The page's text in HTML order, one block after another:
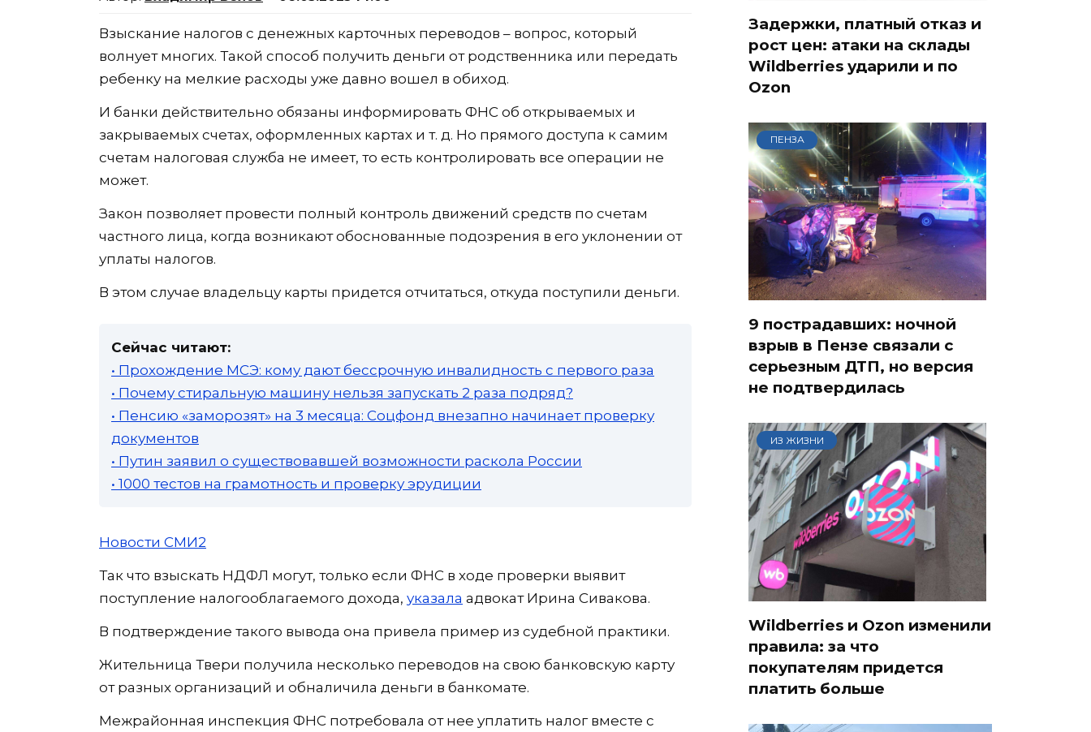
Взыскание налогов с денежных карточных переводов – вопрос, который
волнует многих. Такой способ получить деньги от родственника или передать
ребенку на мелкие расходы уже давно вошел в обиход.
И банки действительно обязаны информировать ФНС об открываемых и
закрываемых счетах, оформленных картах и т. д. Но прямого доступа к самим
счетам налоговая служба не имеет, то есть контролировать все операции не
может.
Закон позволяет провести полный контроль движений средств по счетам
частного лица, когда возникают обоснованные подозрения в его уклонении от
уплаты налогов.
В этом случае владельцу карты придется отчитаться, откуда поступили деньги.
Сейчас читают:
• Прохождение МСЭ: кому дают бессрочную инвалидность с первого раза
• Почему стиральную машину нельзя запускать 2 раза подряд?
• Пенсию «заморозят» на 3 месяца: Соцфонд внезапно начинает проверку
документов
• Путин заявил о существовавшей возможности раскола России
• 1000 тестов на грамотность и проверку эрудиции
Новости СМИ2
Так что взыскать НДФЛ могут, только если ФНС в ходе проверки выявит
поступление налогооблагаемого дохода, указала адвокат Ирина Сивакова.
В подтверждение такого вывода она привела пример из судебной практики.
Жительница Твери получила несколько переводов на свою банковскую карту
от разных организаций и обналичила деньги в банкомате.
Межрайонная инспекция ФНС потребовала от нее уплатить налог вместе с
Задержки, платный отказ и
рост цен: атаки на склады
Wildberries ударили и по
Ozon
ПЕНЗА
9 пострадавших: ночной
взрыв в Пензе связали с
серьезным ДТП, но версия
не подтвердилась
ИЗ ЖИЗНИ
Wildberries и Ozon изменили
правила: за что
покупателям придется
платить больше